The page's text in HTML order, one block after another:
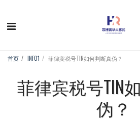
首页 INFO1 菲律宾税号TIN如何判断真伪？
菲律宾税号TIN
伪？